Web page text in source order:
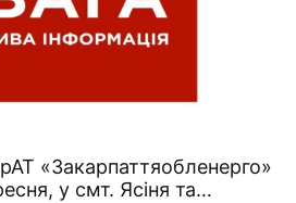
«Закарпаттяобленерго»
у смт. Ясіня та…